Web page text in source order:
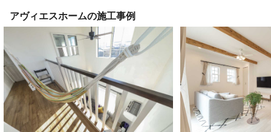
アヴィエスホームの施工事例